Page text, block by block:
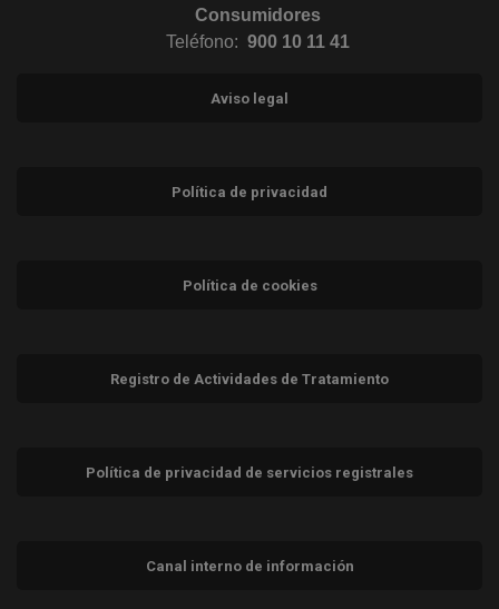
Consumidores
Teléfono: 900 10 11 41
Aviso legal
Política de privacidad
Política de cookies
Registro de Actividades de Tratamiento
Política de privacidad de servicios registrales
Canal interno de información